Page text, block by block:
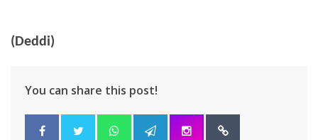
(Deddi)
You can share this post!